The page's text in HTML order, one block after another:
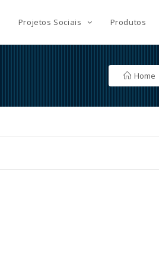
Projetos Sociais Produtos
Home